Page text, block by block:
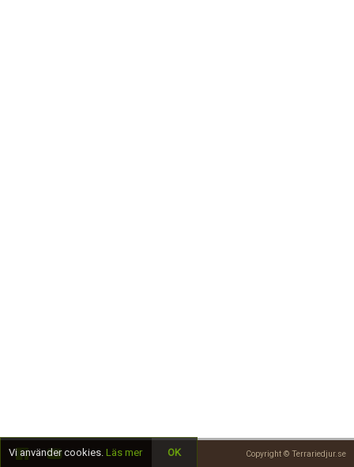
Copyright © Terrariedjur.se
Vi använder cookies. Läs mer OK